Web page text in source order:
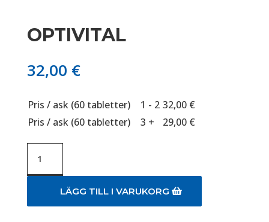
OPTIVITAL
32,00 €
Pris / ask (60 tabletter) 1 - 2 32,00 €
Pris / ask (60 tabletter)
3 + 29,00 €
mängd
LÄGG TILL I VARUKORG